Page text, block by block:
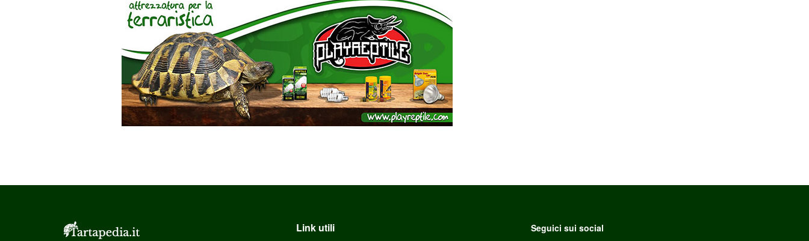
Link utili Seguici sui social